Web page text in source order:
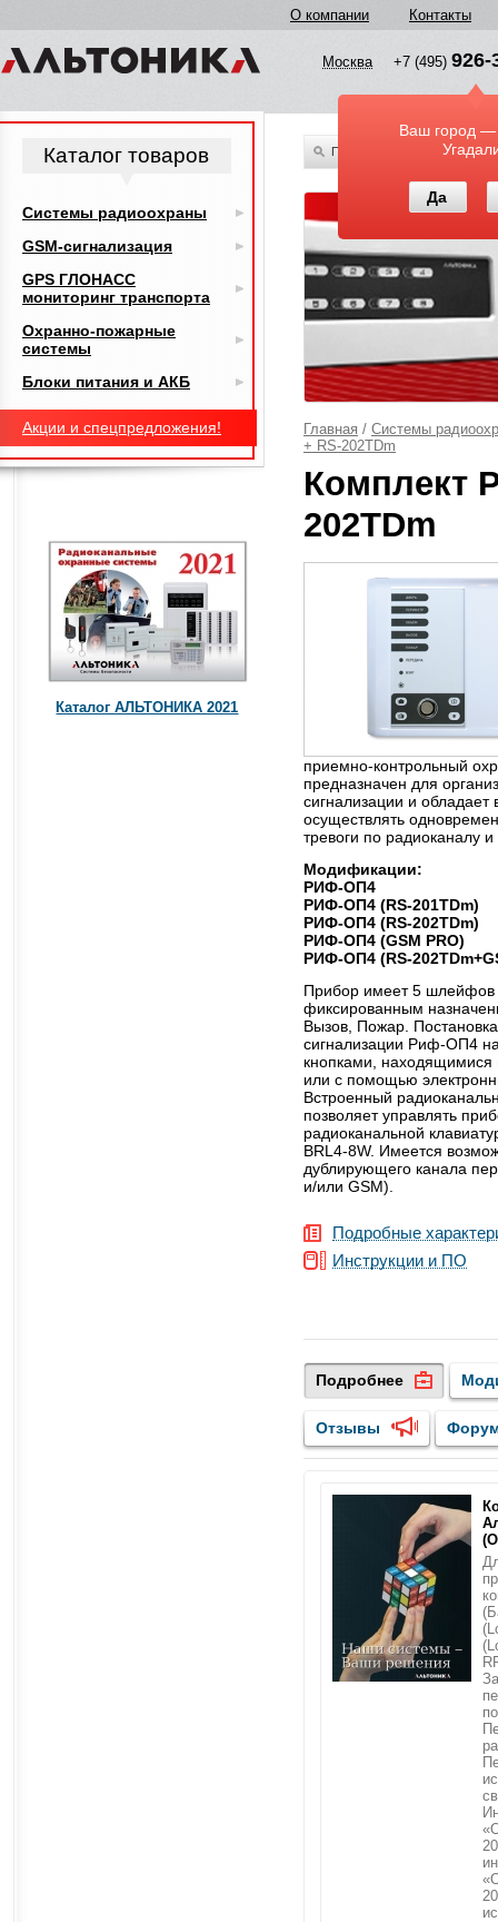
О компании Контакты
Москва +7 (495) 926-
Ваш город —
Да
По всему каталогу
Главная / Системы
+ RS-202TDm
Комплект
202TDm
приемно-контрольный
предназначен для
сигнализации и
осуществлять
тревоги по радиоканалу
Модификации:
РИФ-ОП4
РИФ-ОП4 (RS-201TDm)
РИФ-ОП4 (RS-202TDm)
РИФ-ОП4 (GSM PRO)
РИФ-ОП4 (RS-
Прибор имеет 5 шлейфов
фиксированным
Вызов, Пожар.
сигнализации Риф-ОП4
кнопками,
или с помощью
Встроенный
позволяет управлять
радиоканальной
BRL4-8W. Имеется
дублирующего канала
и/или GSM).
Подробные
Инструкции и ПО
Подробнее
Отзывы
Каталог товаров
Системы радиоохраны
GSM-сигнализация
GPS ГЛОНАСС
мониторинг транспорта
Охранно-пожарные
системы
Блоки питания и АКБ
Акции и спецпредложения!
Каталог АЛЬТОНИКА 2021